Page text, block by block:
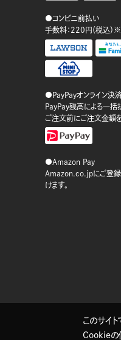
●コンビニ前払い
手数料：220円（税込）
●PayPayオンライン決
PayPay残高による一括
ご注文前にご注文金額を
●Amazon Pay
Amazon.co.jpにご登録
けます。
このサイ
Cookieの